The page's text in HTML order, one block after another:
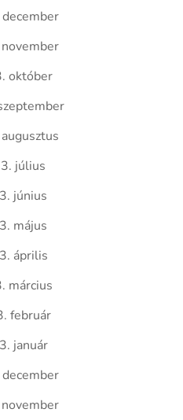
október
július
június
május
április
március
február
január